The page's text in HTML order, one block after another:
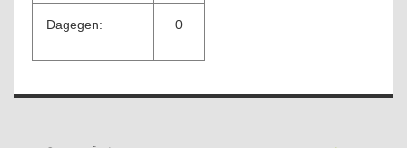
Dagegen: 0